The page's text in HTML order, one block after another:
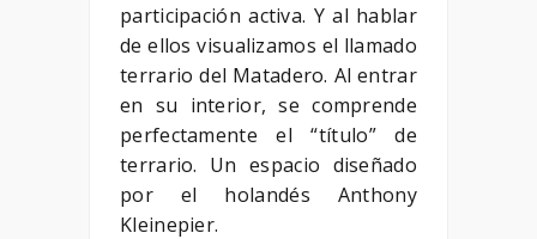
participación activa. Y al hablar
de ellos visualizamos el llamado
terrario del Matadero. Al entrar
en su interior, se comprende
perfectamente el “título” de
terrario. Un espacio diseñado
por el holandés Anthony
Kleinepier.